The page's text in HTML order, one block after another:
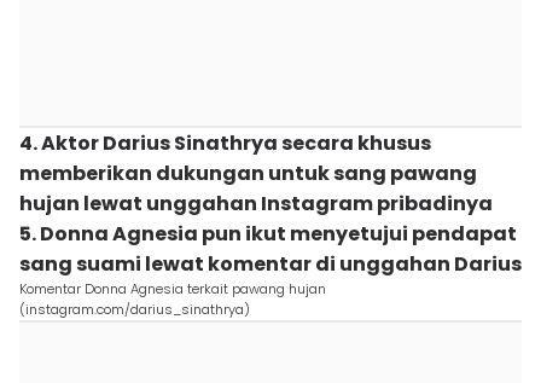
4. Aktor Darius Sinathrya secara khusus
memberikan dukungan untuk sang pawang
hujan lewat unggahan Instagram pribadinya
5. Donna Agnesia pun ikut menyetujui pendapat
sang suami lewat komentar di unggahan Darius
Komentar Donna Agnesia terkait pawang hujan
(instagram.com/darius_sinathrya)